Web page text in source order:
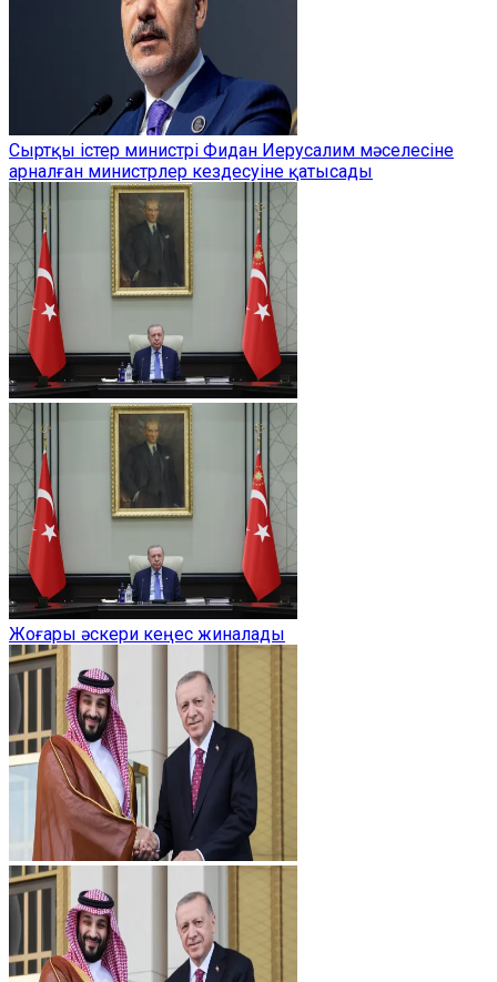
Сыртқы істер министрі Фидан Иерусалим мәселесіне
арналған министрлер кездесуіне қатысады
Жоғары әскери кеңес жиналады